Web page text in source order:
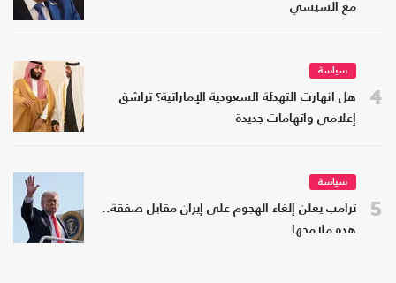
مع السيسي
4
سياسة
هل انهارت التهدئة السعودية الإماراتية؟ تراشق
إعلامي واتهامات جديدة
5
سياسة
ترامب يعلن إلغاء الهجوم على إيران مقابل صفقة..
هذه ملامحها